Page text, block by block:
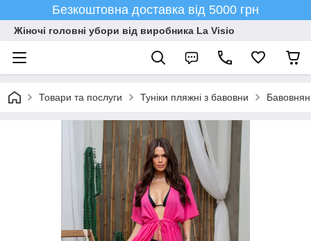
Безкоштовна доставка від 5000 грн
Жіночі головні убори від виробника La Visio
Товари та послуги Туніки пляжні з бавовни